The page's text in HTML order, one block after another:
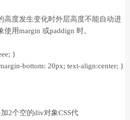
高度发生变化时外层高度不能自动进
用margin 或paddign 时。
}
bottom: 20px; text-align:center; }
2个空的div对象CSS代